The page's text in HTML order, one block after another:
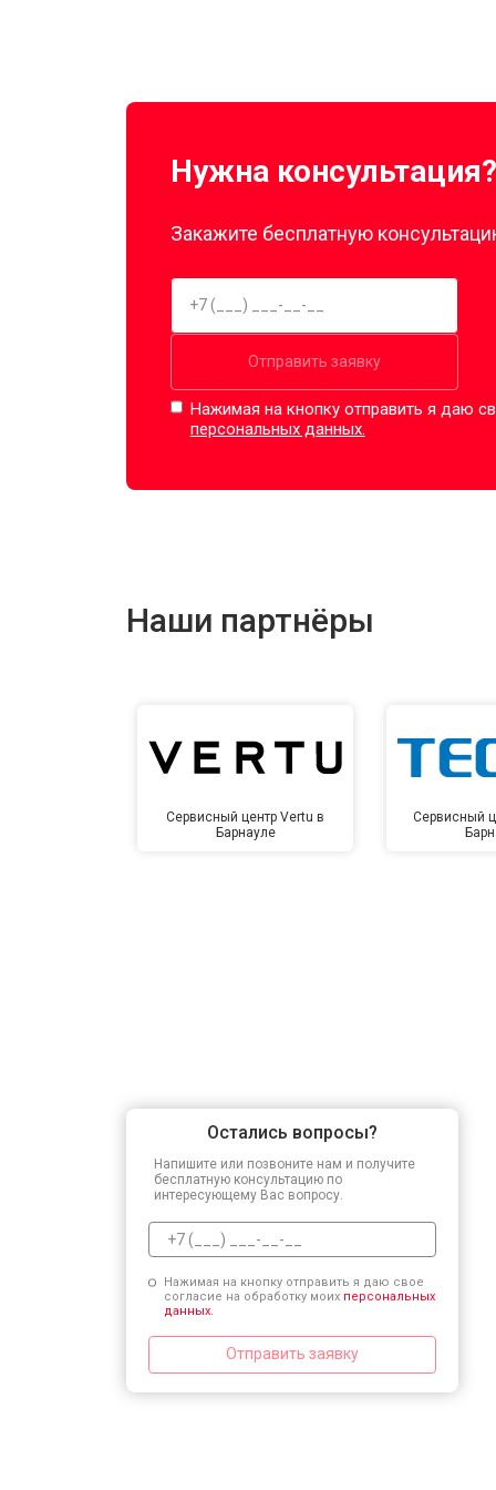
Нужна консультация?
Закажите бесплатную
Отправить заявку
Нажимая на кнопку отправить я даю
персональных данных.
Наши партнёры
Сервисный центр Vertu в
Барнауле
Сервисный
Остались вопросы?
Напишите или позвоните нам и получите
бесплатную консультацию по
интересующему Вас вопросу.
Нажимая на кнопку отправить я даю свое
согласие на обработку моих персональных
данных.
Отправить заявку